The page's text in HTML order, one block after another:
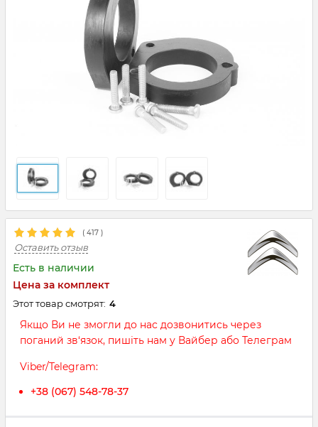
( 417 )
Оставить отзыв
Есть в наличии
Цена за комплект
Этот товар смотрят: 4
Якщо Ви не змогли до нас дозвонитись через
поганий зв‘язок, пишіть нам у Вайбер або Телеграм
Viber/Telegram:
+38 (067) 548-78-37